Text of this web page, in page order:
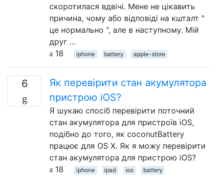
скоротилася вдвічі. Мене не цікавить
причина, чому або відповіді на кшталт "
це нормально ", але в наступному. Мій
друг …
18
iphone battery apple-store
6
Як перевірити стан акумулятора
пристрою iOS?
Я шукаю спосіб перевірити поточний
стан акумулятора для пристроїв iOS,
подібно до того, як coconutBattery
працює для OS X. Як я можу перевірити
стан акумулятора для пристрою iOS?
18
iphone ipad ios battery